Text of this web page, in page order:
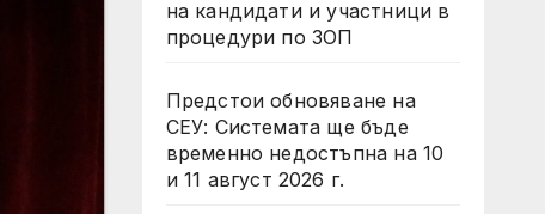
на кандидати и участници в
процедури по ЗОП
Предстои обновяване на
СЕУ: Системата ще бъде
временно недостъпна на 10
и 11 август 2026 г.